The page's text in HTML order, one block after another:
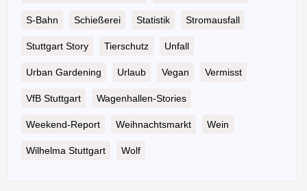
S-Bahn Schießerei Statistik Stromausfall
Stuttgart Story Tierschutz Unfall
Urban Gardening Urlaub Vegan Vermisst
VfB Stuttgart Wagenhallen-Stories
Weekend-Report Weihnachtsmarkt Wein
Wilhelma Stuttgart Wolf